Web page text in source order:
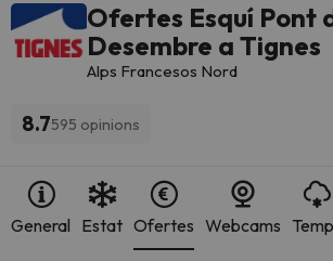
Ofertes Esquí Pont
Desembre a Tignes
Alps Francesos Nord
8.7595 opinions
General Estat Ofertes Webcams